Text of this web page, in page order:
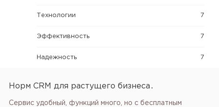
Технологии 7
Эффективность 7
Надежность 7
Норм CRM для растущего бизнеса․
Сервис удобный, функций много, но с бесплатным